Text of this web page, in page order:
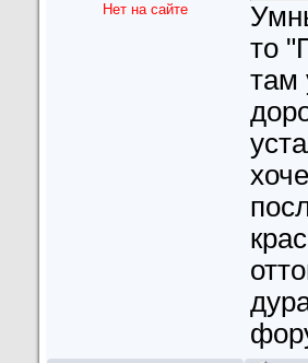
Нет на сайте
то
там